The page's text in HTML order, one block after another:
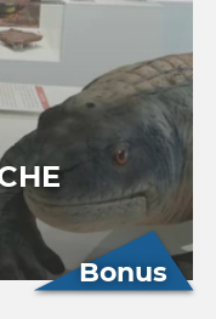
Bonus